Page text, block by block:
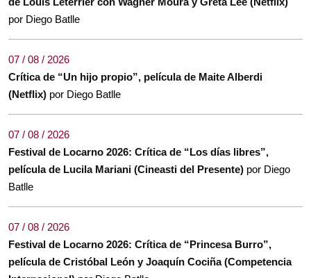
por Diego Batlle
07 / 08 / 2026
Crítica de “Un hijo propio”, película de Maite Alberdi
(Netflix) por Diego Batlle
07 / 08 / 2026
Festival de Locarno 2026: Crítica de “Los días libres”,
película de Lucila Mariani (Cineasti del Presente) por Diego
Batlle
07 / 08 / 2026
Festival de Locarno 2026: Crítica de “Princesa Burro”,
película de Cristóbal León y Joaquín Cociña (Competencia